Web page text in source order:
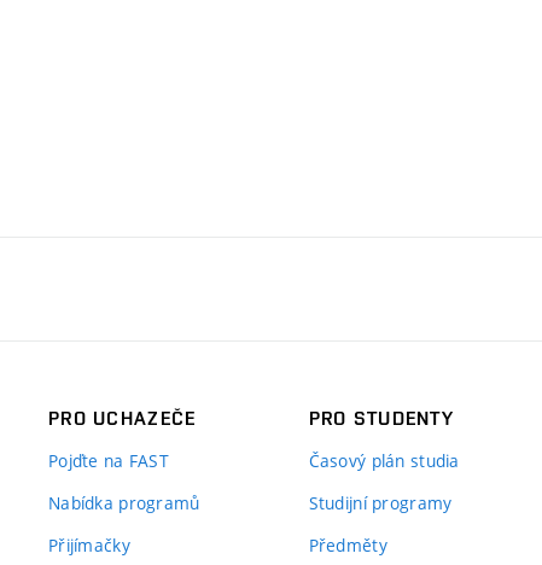
PRO UCHAZEČE
Pojďte na FAST
Nabídka programů
Přijímačky
PRO STUDENTY
Časový plán studia
Studijní programy
Předměty